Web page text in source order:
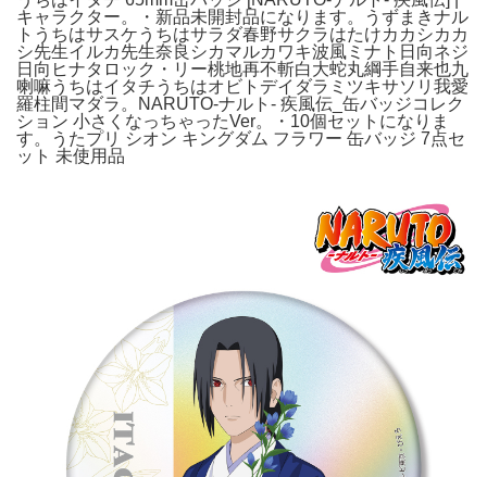
キャラクター。・新品未開封品になります。うずまきナル
トうちはサスケうちはサラダ春野サクラはたけカカシカカ
シ先生イルカ先生奈良シカマルカワキ波風ミナト日向ネジ
日向ヒナタロック・リー桃地再不斬白大蛇丸綱手自来也九
喇嘛うちはイタチうちはオビトデイダラミツキサソリ我愛
羅柱間マダラ。NARUTO-ナルト- 疾風伝_缶バッジコレク
ション 小さくなっちゃったVer。・10個セットになりま
す。うたプリ シオン キングダム フラワー 缶バッジ 7点セ
ット 未使用品